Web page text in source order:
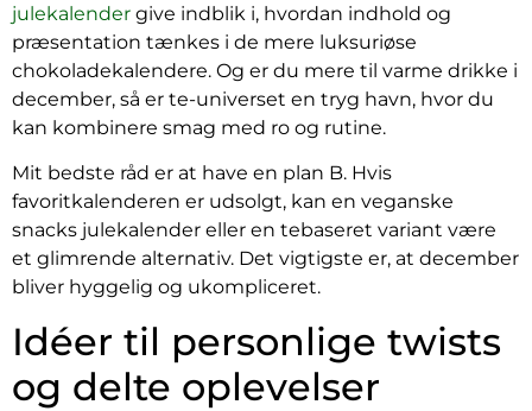
julekalender give indblik i, hvordan indhold og
præsentation tænkes i de mere luksuriøse
chokoladekalendere. Og er du mere til varme drikke i
december, så er te-universet en tryg havn, hvor du
kan kombinere smag med ro og rutine.
Mit bedste råd er at have en plan B. Hvis
favoritkalenderen er udsolgt, kan en veganske
snacks julekalender eller en tebaseret variant være
et glimrende alternativ. Det vigtigste er, at december
bliver hyggelig og ukompliceret.
Idéer til personlige twists
og delte oplevelser